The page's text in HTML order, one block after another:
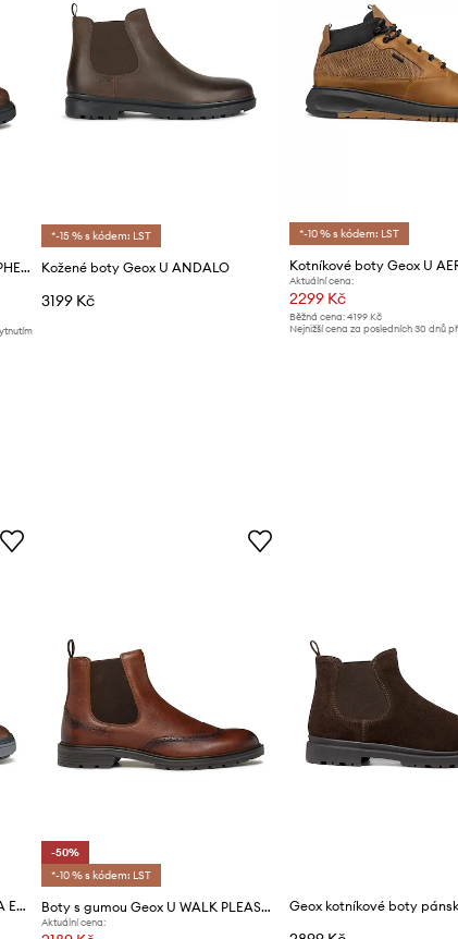
Kožené kotníkové boty Geox U SPHERICA EC7
*-15 % s kódem: LST
Kožené boty Geox U ANDALO
3199 Kč
*-10 % s kódem: LST
Aktuální cena:
2299 Kč
Běžná cena: 4199 Kč
Nejnižší cena za posledních 30 dnů
Kotníkové boty Geox U SPHERICA ECUB-1.1
-50%
*-10 % s kódem: LST
Boty s gumou Geox U WALK PLEASURE C
Aktuální cena: